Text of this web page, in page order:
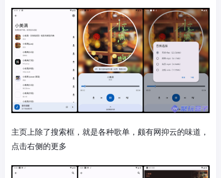
主页上除了搜索框，就是各种歌单，颇有网抑云的味道，
点击右侧的更多